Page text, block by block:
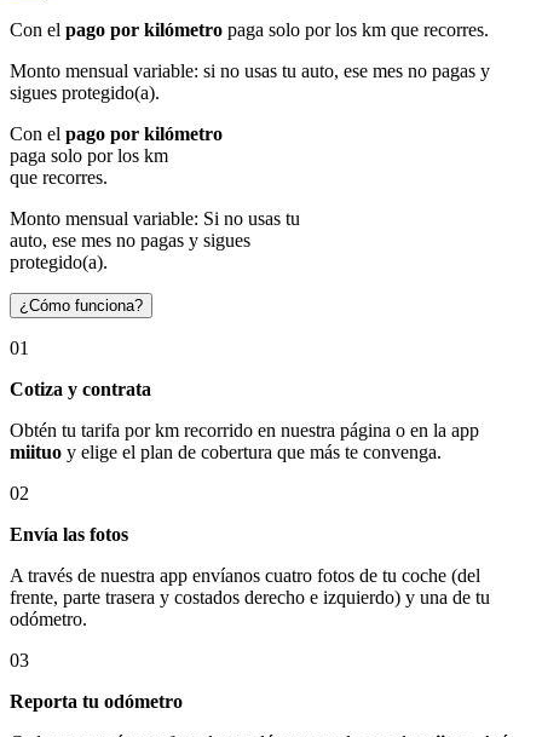
Con el pago por kilómetro paga solo por los km que recorres.
Monto mensual variable: si no usas tu auto, ese mes no pagas y
sigues protegido(a).
Con el pago por kilómetro
paga solo por los km
que recorres.
Monto mensual variable: Si no usas tu
auto, ese mes no pagas y sigues
protegido(a).
¿Cómo funciona?
01
Cotiza y contrata
Obtén tu tarifa por km recorrido en nuestra página o en la app
miituo y elige el plan de cobertura que más te convenga.
02
Envía las fotos
A través de nuestra app envíanos cuatro fotos de tu coche (del
frente, parte trasera y costados derecho e izquierdo) y una de tu
odómetro.
03
Reporta tu odómetro